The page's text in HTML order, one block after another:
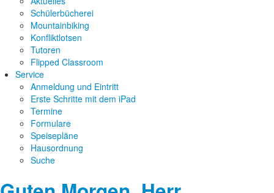
Schülerbücherei
Mountainbiking
Konfliktlotsen
Tutoren
Flipped Classroom
Service
Anmeldung und Eintritt
Erste Schritte mit dem iPad
Termine
Formulare
Speisepläne
Hausordnung
Suche